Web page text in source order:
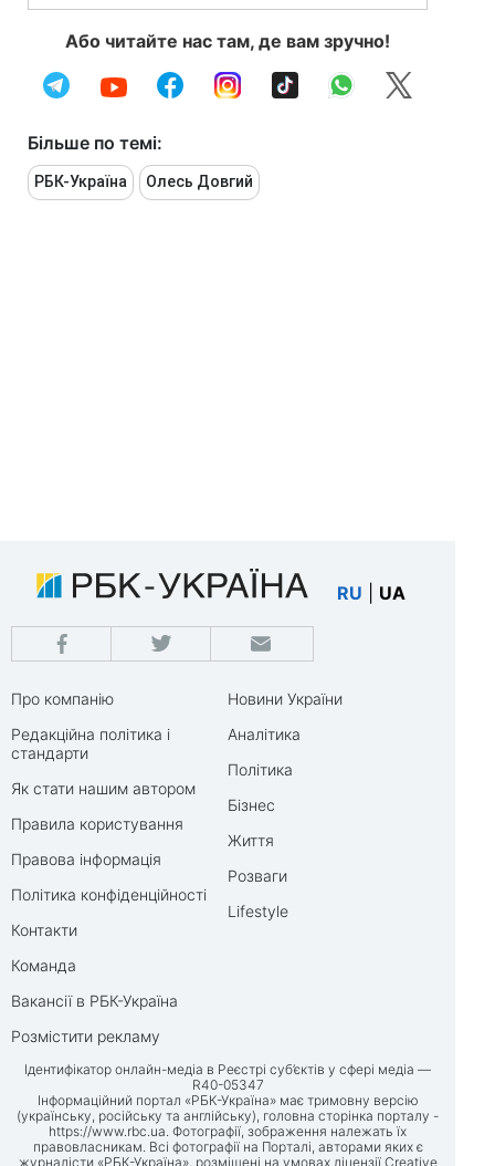
Або читайте нас там, де вам зручно!
Більше по темі:
РБК-Україна Олесь Довгий
RU UA
Про компанію
Редакційна політика і
стандарти
Як стати нашим автором
Правила користування
Правова інформація
Політика конфіденційності
Контакти
Команда
Вакансії в РБК-Україна
Розмістити рекламу
Новини України
Аналітика
Політика
Бізнес
Життя
Розваги
Lifestyle
Ідентифікатор онлайн-медіа в Реєстрі суб’єктів у сфері медіа —
R40-05347
Інформаційний портал «РБК-Україна» має тримовну версію
(українську, російську та англійську), головна сторінка порталу -
https://www.rbc.ua. Фотографії, зображення належать їх
правовласникам. Всі фотографії на Порталі, авторами яких є
журналісти «РБК-Україна», розміщені на умовах ліцензії Creative